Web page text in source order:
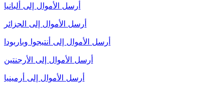
أرسل الأموال إلى ألبانيا
أرسل الأموال إلى الجزائر
أرسل الأموال إلى أنتيجوا وباربودا
أرسل الأموال إلى الأرجنتين
أرسل الأموال إلى أرمينيا